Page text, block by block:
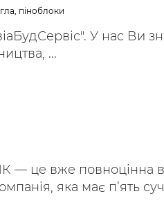
піноблоки
У нас Ви
...
— це вже повноцінна
яка має п’ять